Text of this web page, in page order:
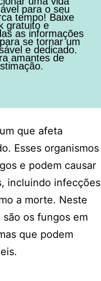
para o seu
tempo! Baixe
gratuito e
as informações
se tornar um
e dedicado.
amantes de
que afeta
Esses organismos
e podem causar
incluindo infecções
a morte. Neste
os fungos em
que podem